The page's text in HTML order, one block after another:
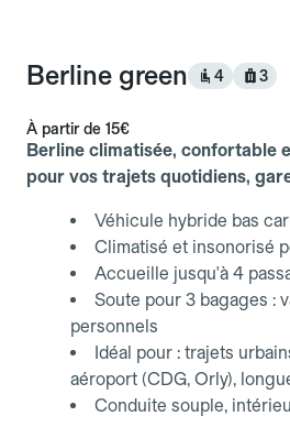
Berline green 4 3
À partir de 15€
Berline climatisée, confortable
pour vos trajets quotidiens,
Véhicule hybride bas
Climatisé et insonorisé
Accueille jusqu'à 4
Soute pour 3 bagages :
personnels
Idéal pour : trajets
aéroport (CDG, Orly),
Conduite souple,